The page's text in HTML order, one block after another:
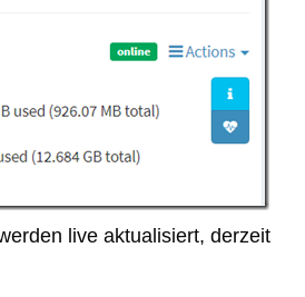
live aktualisiert, derzeit